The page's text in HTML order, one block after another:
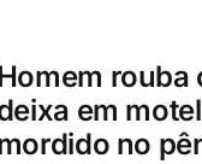
rouba
em
no